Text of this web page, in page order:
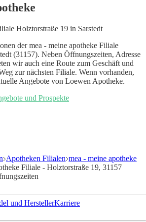
Holztorstraße 19 in Sarstedt
der mea - meine apotheke Filiale
(31157). Neben Öffnungszeiten, Adresse
wir auch eine Route zum Geschäft und
zur nächsten Filiale. Wenn vorhanden,
Angebote von Loewen Apotheke.
und Prospekte
Apotheken Filialen mea - meine apotheke
Filiale - Holztorstraße 19, 31157
und HerstellerKarriere